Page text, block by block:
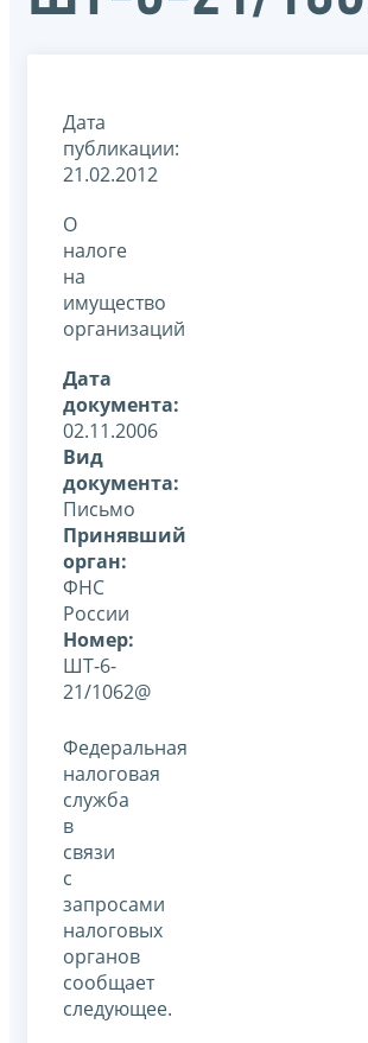
Дата
публикации:
21.02.2012
О
налоге
на
имущество
организаций
Дата
документа:
02.11.2006
Вид
документа:
Письмо
Принявший
орган:
ФНС
России
Номер:
ШТ-6-
21/1062@
Федеральная
налоговая
служба
в
связи
с
запросами
налоговых
органов
сообщает
следующее.